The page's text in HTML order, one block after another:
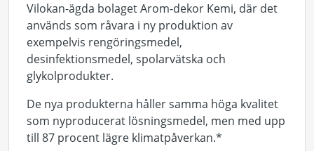
Vilokan-ägda bolaget Arom-dekor Kemi, där det
används som råvara i ny produktion av
exempelvis rengöringsmedel,
desinfektionsmedel, spolarvätska och
glykolprodukter.
De nya produkterna håller samma höga kvalitet
som nyproducerat lösningsmedel, men med upp
till 87 procent lägre klimatpåverkan.*